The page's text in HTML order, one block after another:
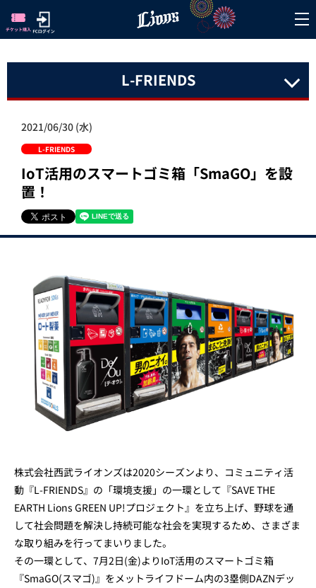
L-FRIENDS
2021/06/30 (水)
L-FRIENDS
IoT活用のスマートゴミ箱「SmaGO」を設
置！
株式会社西武ライオンズは2020シーズンより、コミュニティ活
動『L-FRIENDS』の「環境支援」の一環として『SAVE THE
EARTH Lions GREEN UP!プロジェクト』を立ち上げ、野球を通
して社会問題を解決し持続可能な社会を実現するため、さまざま
な取り組みを行ってまいりました。
その一環として、7月2日(金)よりIoT活用のスマートゴミ箱
『SmaGO(スマゴ)』をメットライフドーム内の3塁側DAZNデッ